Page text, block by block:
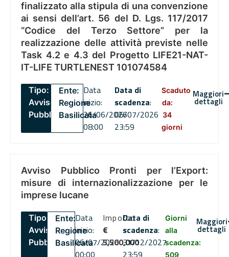
finalizzato alla stipula di una convenzione
ai sensi dell’art. 56 del D. Lgs. 117/2017
“Codice del Terzo Settore” per la
realizzazione delle attività previste nelle
Task 4.2 e 4.3 del Progetto LIFE21-NAT-
IT-LIFE TURTLENEST 101074584
Tipo:
Avviso
Pubblico
Ente:
Regione
Basilicata
Data
inizio:
26/06/2026
08:00
Data di
scadenza:
06/07/2026
23:59
Scaduto
da:
34
giorni
Maggiori
dettagli
Avviso Pubblico Pronti per l’Export:
misure di internazionalizzazione per le
imprese lucane
Tipo:
Avviso
Pubblico
Ente:
Regione
Basilicata
Data
inizio:
06/07/2026
Importo
€
5,500,000
Data di
scadenza:
31/12/2027
Giorni
alla
scadenza:
509
Maggiori
dettagli